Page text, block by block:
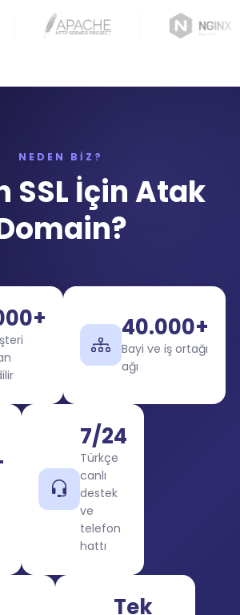
NEDEN BİZ?
SSL İçin Atak
40.000+
Bayi ve iş ortağı
ağı
7/24
Türkçe
canlı
destek
ve
telefon
hattı
Tek